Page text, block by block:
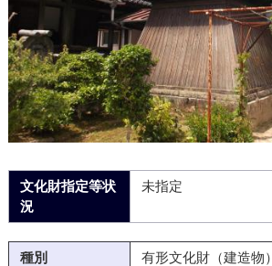
文化財指定等状
況
未指定
種別 有形文化財（建造物）